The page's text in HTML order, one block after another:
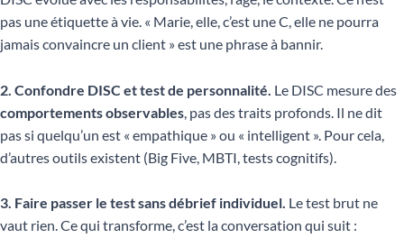
pas une étiquette à vie. « Marie, elle, c’est une C, elle ne pourra
jamais convaincre un client » est une phrase à bannir.
2. Confondre DISC et test de personnalité. Le DISC mesure des
comportements observables, pas des traits profonds. Il ne dit
pas si quelqu’un est « empathique » ou « intelligent ». Pour cela,
d’autres outils existent (Big Five, MBTI, tests cognitifs).
3. Faire passer le test sans débrief individuel. Le test brut ne
vaut rien. Ce qui transforme, c’est la conversation qui suit :